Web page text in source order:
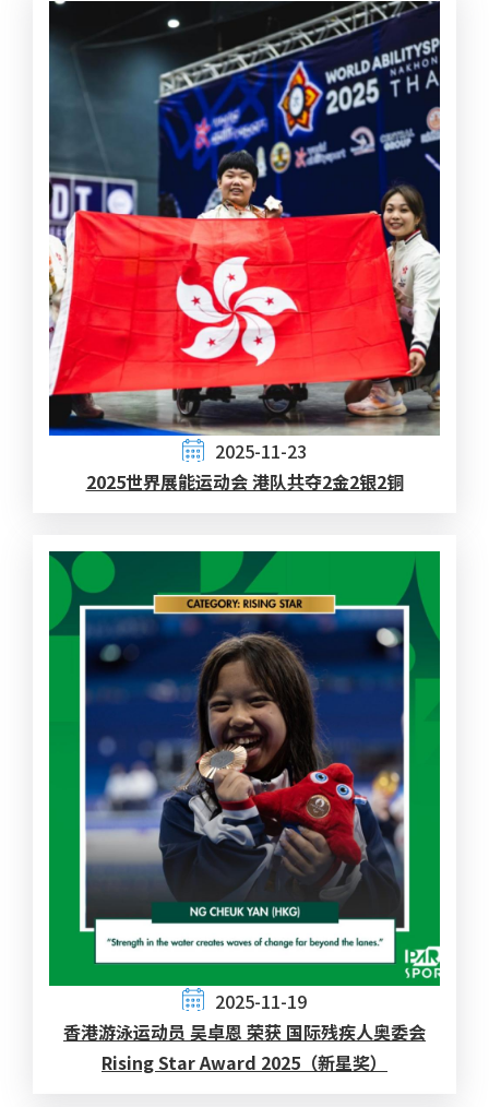
2025-11-23
2025世界展能运动会 港队共夺2金2银2铜
2025-11-19
香港游泳运动员 吴卓恩 荣获 国际残疾人奥委会
Rising Star Award 2025（新星奖）